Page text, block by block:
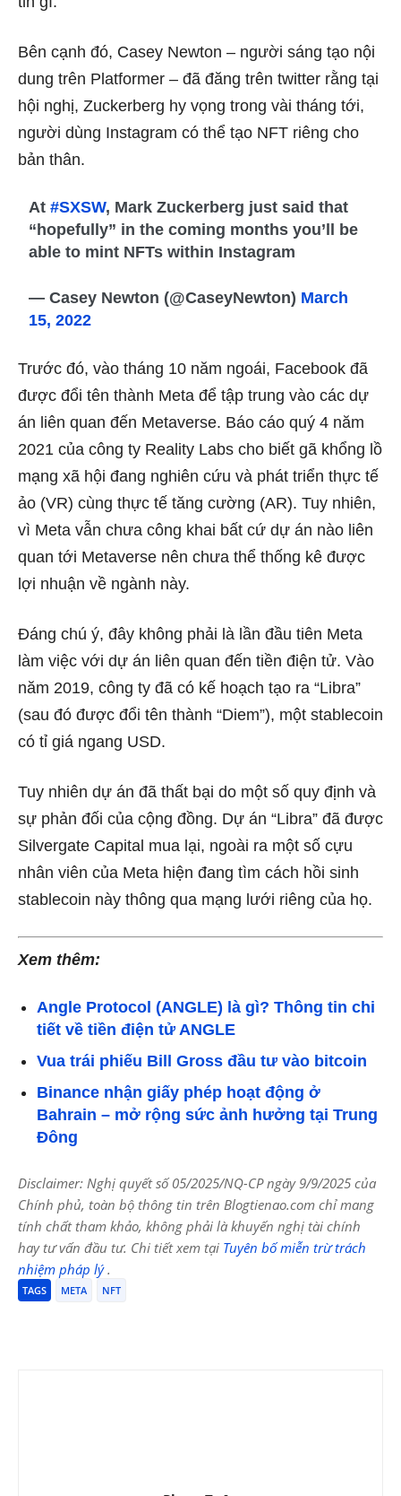
Bên cạnh đó, Casey Newton – người sáng tạo nội
dung trên Platformer – đã đăng trên twitter rằng tại
hội nghị, Zuckerberg hy vọng trong vài tháng tới,
người dùng Instagram có thể tạo NFT riêng cho
bản thân.
At#SXSW, Mark Zuckerberg just said that
“hopefully” in the coming months you’ll be
able to mint NFTs within Instagram
— Casey Newton (@CaseyNewton) March
15, 2022
Trước đó, vào tháng 10 năm ngoái, Facebook đã
được đổi tên thành Meta để tập trung vào các dự
án liên quan đến Metaverse. Báo cáo quý 4 năm
2021 của công ty Reality Labs cho biết gã khổng lồ
mạng xã hội đang nghiên cứu và phát triển thực tế
ảo (VR) cùng thực tế tăng cường (AR). Tuy nhiên,
vì Meta vẫn chưa công khai bất cứ dự án nào liên
quan tới Metaverse nên chưa thể thống kê được
lợi nhuận về ngành này.
Đáng chú ý, đây không phải là lần đầu tiên Meta
làm việc với dự án liên quan đến tiền điện tử. Vào
năm 2019, công ty đã có kế hoạch tạo ra “Libra”
(sau đó được đổi tên thành “Diem”), một stablecoin
có tỉ giá ngang USD.
Tuy nhiên dự án đã thất bại do một số quy định và
sự phản đối của cộng đồng. Dự án “Libra” đã được
Silvergate Capital mua lại, ngoài ra một số cựu
nhân viên của Meta hiện đang tìm cách hồi sinh
stablecoin này thông qua mạng lưới riêng của họ.
Xem thêm:
Angle Protocol (ANGLE) là gì? Thông tin chi
tiết về tiền điện tử ANGLE
Vua trái phiếu Bill Gross đầu tư vào bitcoin
Binance nhận giấy phép hoạt động ở
Bahrain – mở rộng sức ảnh hưởng tại Trung
Đông
Disclaimer: Nghị quyết số 05/2025/NQ-CP ngày 9/9/2025 của
Chính phủ, toàn bộ thông tin trên Blogtienao.com chỉ mang
tính chất tham khảo, không phải là khuyến nghị tài chính
hay tư vấn đầu tư. Chi tiết xem tại Tuyên bố miễn trừ trách
nhiệm pháp lý.
TAGS META NFT